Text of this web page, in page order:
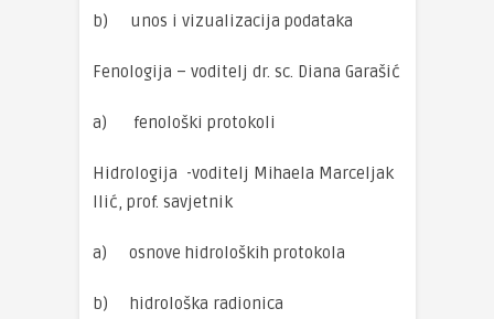
b) unos i vizualizacija podataka
Fenologija – voditelj dr. sc. Diana Garašić
a) fenološki protokoli
Hidrologija -voditelj Mihaela Marceljak
Ilić, prof. savjetnik
a) osnove hidroloških protokola
b) hidrološka radionica